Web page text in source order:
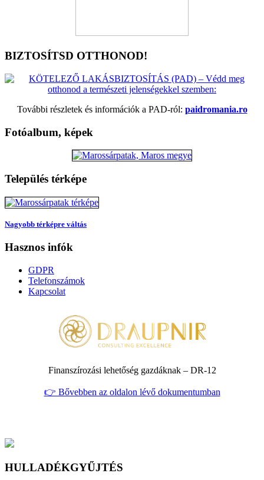
BIZTOSÍTSD OTTHONOD!
További részletek és információk a PAD-ról: paidromania.ro
Fotóalbum, képek
Település térképe
Nagyobb térképre váltás
Hasznos infók
GDPR
Telefonszámok
Kapcsolat
Finanszírozási lehetőség gazdáknak – DR‑12
👉 Bővebben az oldalon lévő dokumentumban
HULLADÉKGYŰJTÉS